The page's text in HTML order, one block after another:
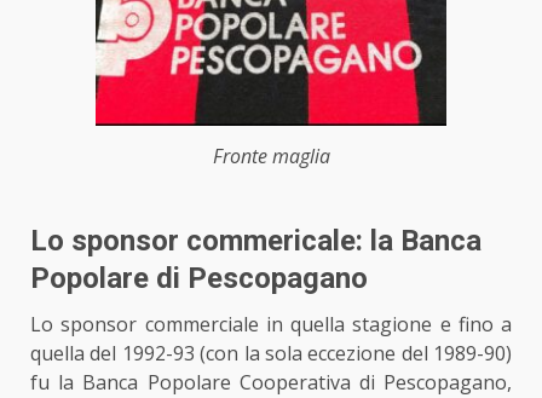
Fronte maglia
Lo sponsor commericale: la Banca
Popolare di Pescopagano
Lo sponsor commerciale in quella stagione e fino a
quella del 1992-93 (con la sola eccezione del 1989-90)
fu la Banca Popolare Cooperativa di Pescopagano,